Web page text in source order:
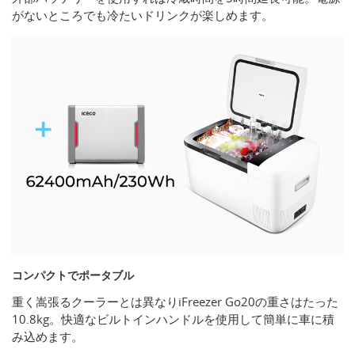
がないところでも冷たいドリンクが楽しめます。
コンパクトでポータブル
重く嵩張るクーラーとは異なりiFreezer Go20の重さはたった
10.8kg。快適なビルトインハンドルを使用して簡単に車に積
み込めます。